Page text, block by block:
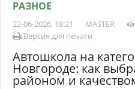
РАЗНОЕ
22-06-2026, 18:21 MASTER
Версия для печати
Автошкола на
Новгороде: как
районом и